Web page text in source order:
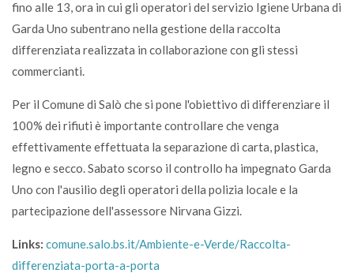
fino alle 13, ora in cui gli operatori del servizio Igiene Urbana di
Garda Uno subentrano nella gestione della raccolta
differenziata realizzata in collaborazione con gli stessi
commercianti.
Per il Comune di Salò che si pone l'obiettivo di differenziare il
100% dei rifiuti è importante controllare che venga
effettivamente effettuata la separazione di carta, plastica,
legno e secco. Sabato scorso il controllo ha impegnato Garda
Uno con l'ausilio degli operatori della polizia locale e la
partecipazione dell'assessore Nirvana Gizzi.
Links: comune.salo.bs.it/Ambiente-e-Verde/Raccolta-
differenziata-porta-a-porta